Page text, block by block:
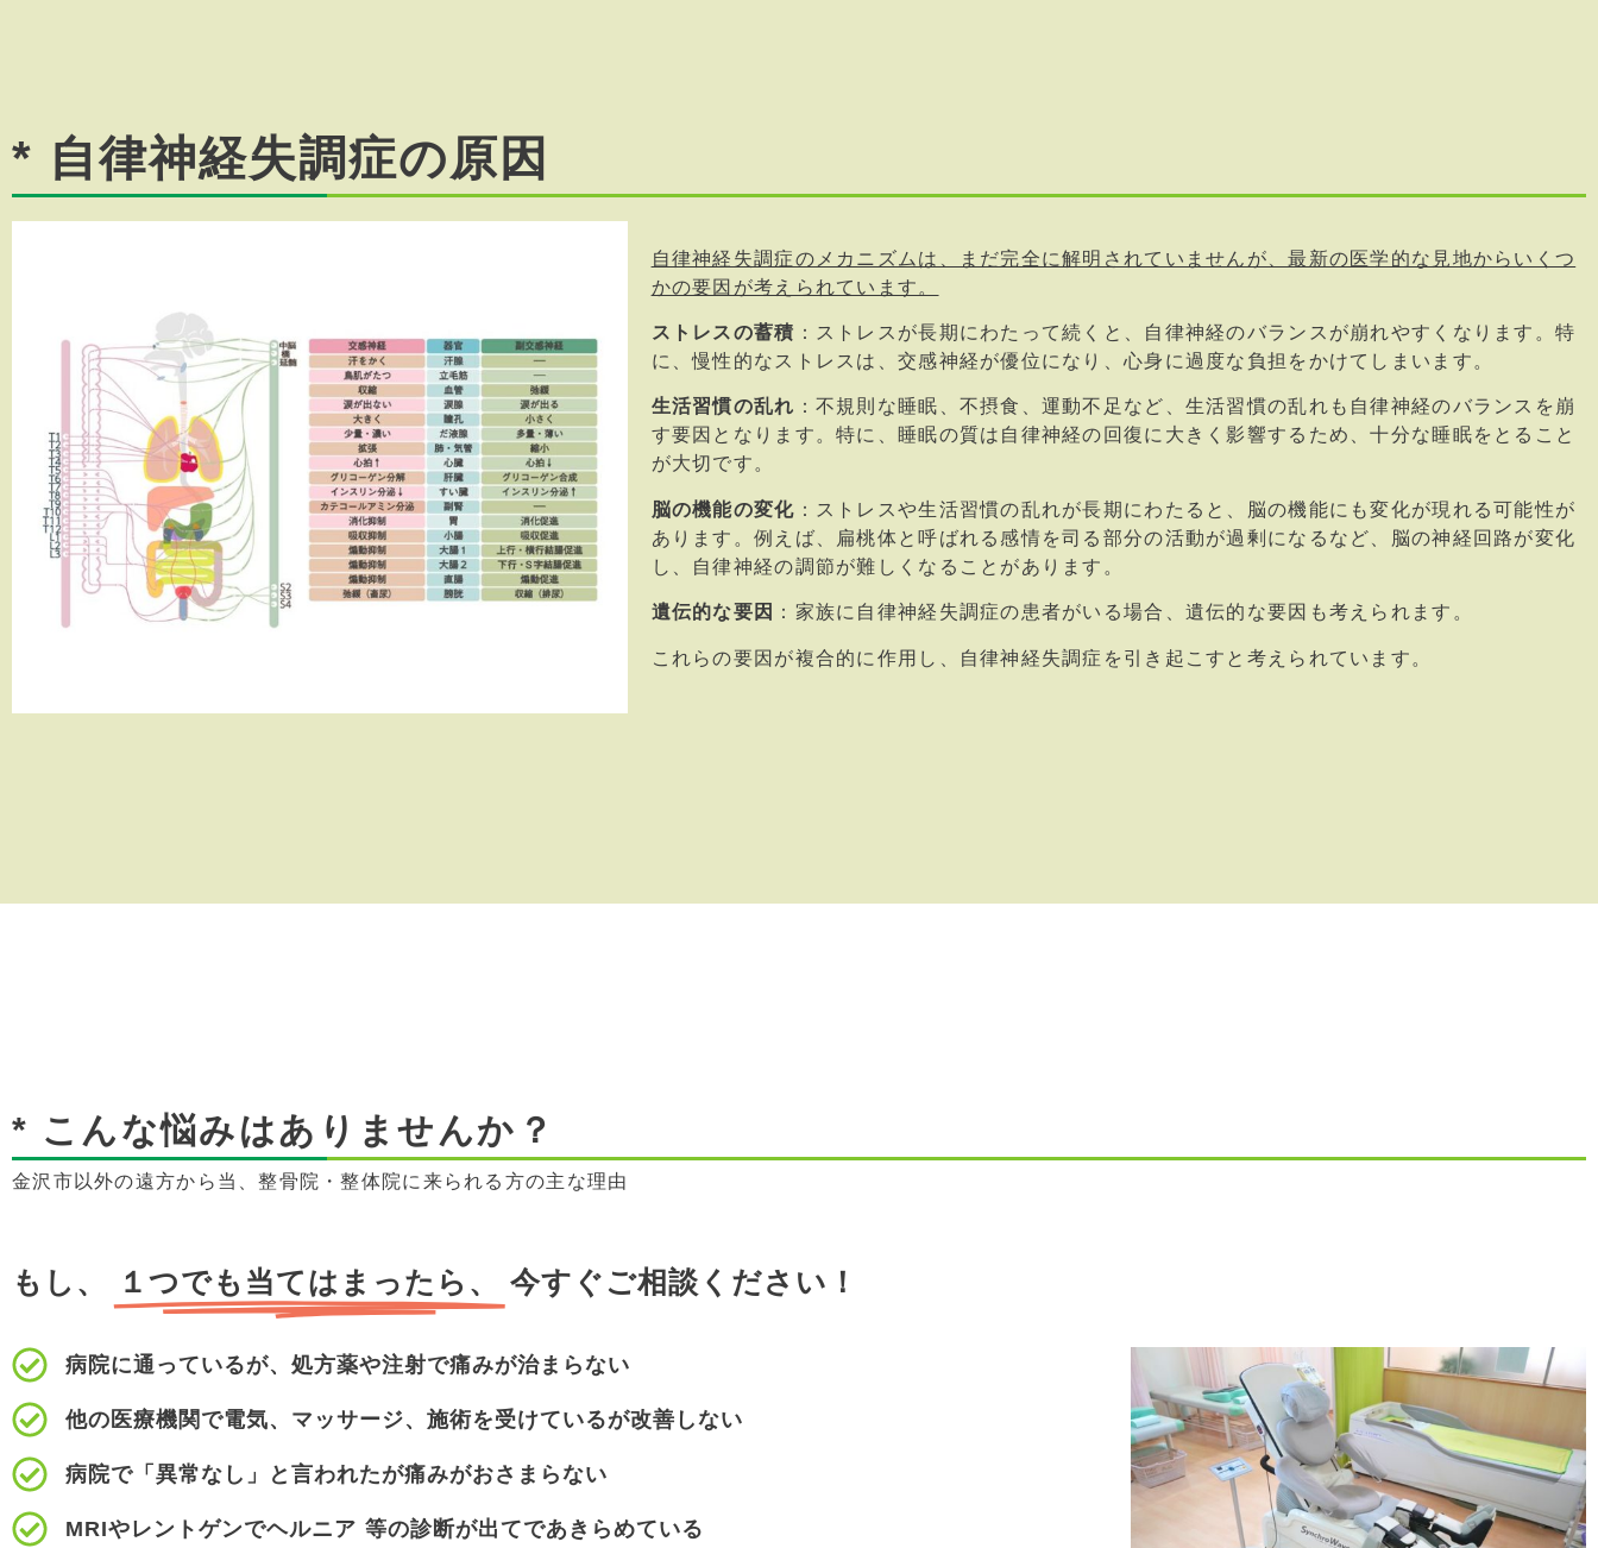
* 自律神経失調症の原因
自律神経失調症のメカニズムは、まだ完全に解明されていませんが、最新の医学的な見地からいくつ
かの要因が考えられています。
ストレスの蓄積 ：ストレスが長期にわたって続くと、自律神経のバランスが崩れやすくなります。特
に、慢性的なストレスは、交感神経が優位になり、心身に過度な負担をかけてしまいます。
生活習慣の乱れ ：不規則な睡眠、不摂食、運動不足など、生活習慣の乱れも自律神経のバランスを崩
す要因となります。特に、睡眠の質は自律神経の回復に大きく影響するため、十分な睡眠をとること
が大切です。
脳の機能の変化 ：ストレスや生活習慣の乱れが長期にわたると、脳の機能にも変化が現れる可能性が
あります。例えば、扁桃体と呼ばれる感情を司る部分の活動が過剰になるなど、脳の神経回路が変化
し、自律神経の調節が難しくなることがあります。
遺伝的な要因 ：家族に自律神経失調症の患者がいる場合、遺伝的な要因も考えられます。
これらの要因が複合的に作用し、自律神経失調症を引き起こすと考えられています。
* こんな悩みはありませんか？
金沢市以外の遠方から当、整骨院・整体院に来られる方の主な理由
もし、 １つでも当てはまったら、 今すぐご相談ください！
病院に通っているが、処方薬や注射で痛みが治まらない
他の医療機関で電気、マッサージ、施術を受けているが改善しない
病院で「異常なし」と言われたが痛みがおさまらない
MRIやレントゲンでヘルニア 等の診断が出てであきらめている